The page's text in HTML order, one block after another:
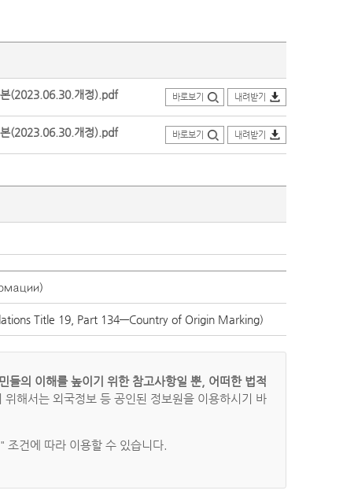
본(2023.06.30.개정).pdf 바로보기 내려받기
본(2023.06.30.개정).pdf 바로보기 내려받기
Title 19, Part 134—Country of Origin Marking)
들의 이해를 높이기 위한 참고사항일 뿐, 어떠한 법적
해서는 외국정보 등 공인된 정보원을 이용하시기 바
건에 따라 이용할 수 있습니다.